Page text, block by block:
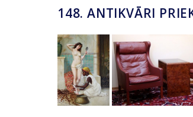
148. ANTIKVĀRI